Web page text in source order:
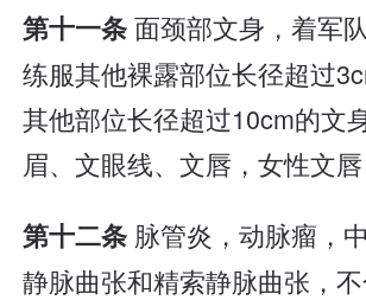
第十一条面颈部文身，着军
练服其他裸露部位长径超过
其他部位长径超过10cm的文
眉、文眼线、文唇，女性文唇
第十二条 脉管炎，动脉瘤，
静脉曲张和精索静脉曲张，